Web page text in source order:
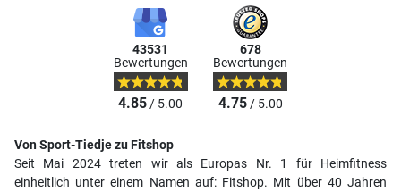
43531
Bewertungen
4.85/ 5.00
678
Bewertungen
4.75/ 5.00
Von Sport-Tiedje zu Fitshop
Seit Mai 2024 treten wir als Europas Nr. 1 für Heimfitness
einheitlich unter einem Namen auf: Fitshop. Mit über 40 Jahren